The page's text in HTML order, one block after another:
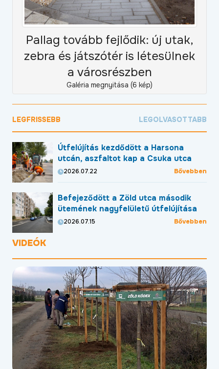
Pallag tovább fejlődik: új utak,
zebra és játszótér is létesülnek
a városrészben
Galéria megnyitása (6 kép)
LEGFRISSEBB LEGOLVASOTTABB
Útfelújítás kezdődött a Harsona
utcán, aszfaltot kap a Csuka utca
2026.07.22 Bővebben
Befejeződött a Zöld utca második
ütemének nagyfelületű útfelújítása
2026.07.15 Bővebben
VIDEÓK